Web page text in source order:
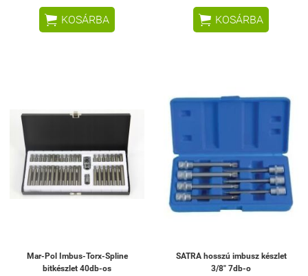
 KOSÁRBA  KOSÁRBA
Mar-Pol Imbus-Torx-Spline
bitkészlet 40db-os
SATRA hosszú imbusz készlet
3/8" 7db-o